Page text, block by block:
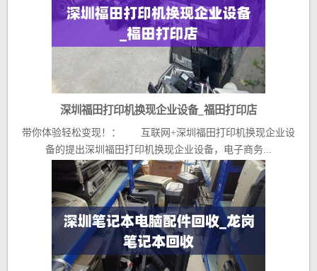
深圳福田打印机换现企业设备_福田打印店
带你体验轻松变现！： 互联网+深圳福田打印机换现企业设
备的提出深圳福田打印机换现企业设备，电子商务...